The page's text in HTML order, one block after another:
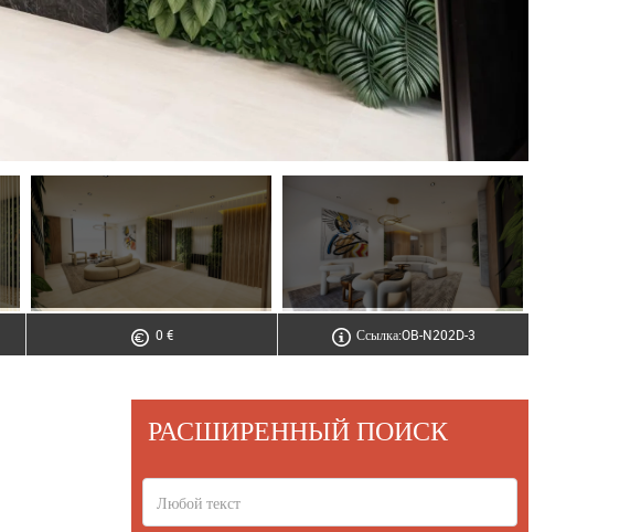
0 € Ссылка:OB-N202D-3
РАСШИРЕННЫЙ ПОИСК